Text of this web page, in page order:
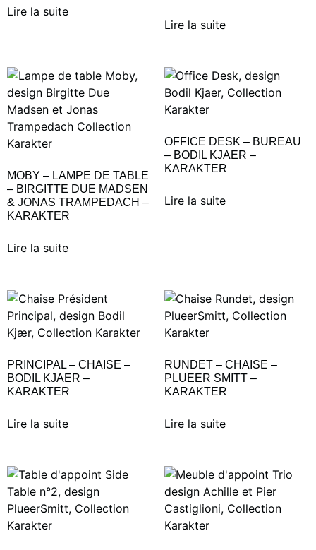
Lire la suite
Lire la suite
MOBY – LAMPE DE TABLE
– BIRGITTE DUE MADSEN
& JONAS TRAMPEDACH –
KARAKTER
Lire la suite
OFFICE DESK – BUREAU
– BODIL KJAER –
KARAKTER
Lire la suite
PRINCIPAL – CHAISE –
BODIL KJAER –
KARAKTER
Lire la suite
RUNDET – CHAISE –
PLUEER SMITT –
KARAKTER
Lire la suite